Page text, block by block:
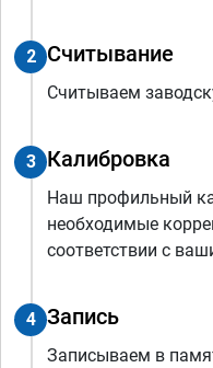
2 Считывание
Считываем
3 Калибровка
Наш профильный
необходимые
соответствии с
4 Запись
Записываем в